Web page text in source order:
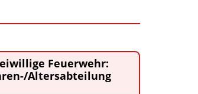
Feuerwehr:
Altersabteilung